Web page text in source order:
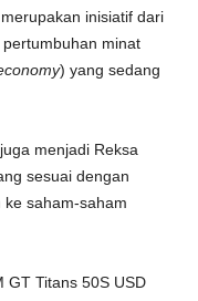
inisiatif dari
minat
) yang sedang
menjadi Reksa
sesuai dengan
saham-saham
GT Titans 50S USD